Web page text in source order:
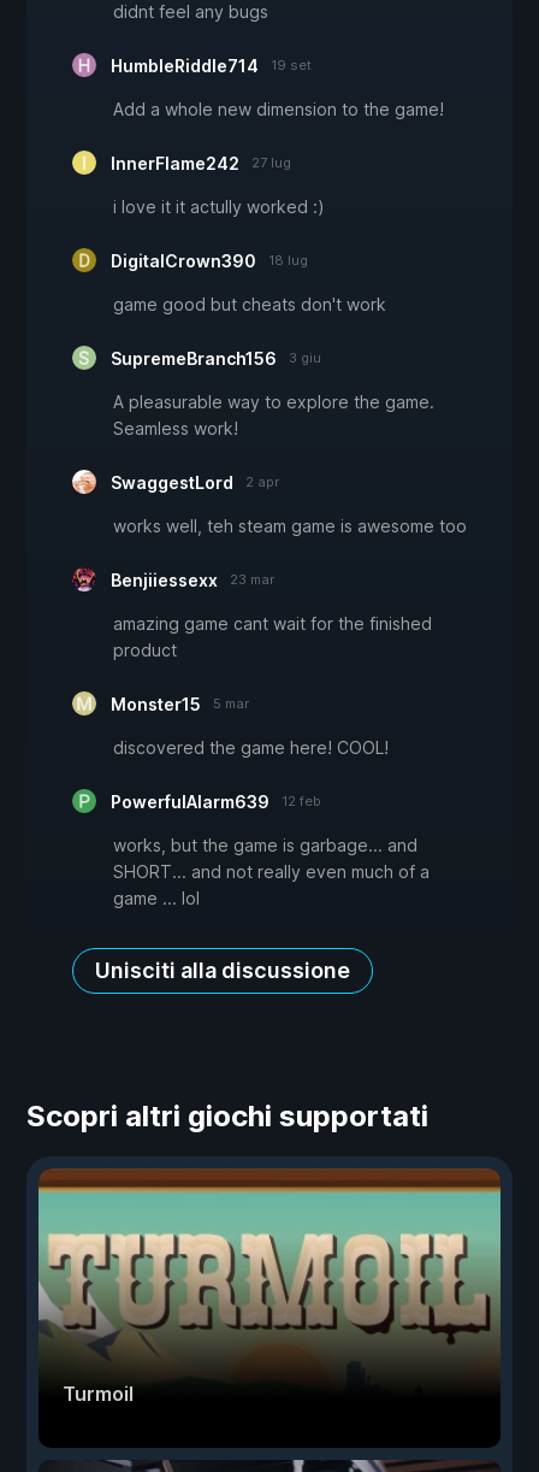
didnt feel any bugs
HumbleRiddle714 19 set
Add a whole new dimension to the game!
InnerFlame242 27 lug
i love it it actully worked :)
DigitalCrown390 18 lug
game good but cheats don't work
SupremeBranch156 3 giu
A pleasurable way to explore the game.
Seamless work!
SwaggestLord 2 apr
works well, teh steam game is awesome too
Benjiiessexx 23 mar
amazing game cant wait for the finished
product
Monster15 5 mar
discovered the game here! COOL!
PowerfulAlarm639 12 feb
works, but the game is garbage... and
SHORT... and not really even much of a
game ... lol
Unisciti alla discussione
Scopri altri giochi supportati
Turmoil